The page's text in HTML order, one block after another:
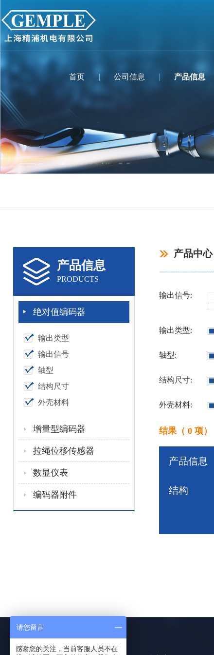
首页 公司信息 产品信息
产品信息
PRODUCTS
绝对值编码器
输出类型
输出信号
轴型
结构尺寸
外壳材料
增量型编码器
拉绳位移传感器
数显仪表
编码器附件
产品中心
输出信号:
输出类型:
轴型:
结构尺寸:
外壳材料:
结果（ 0 项）
产品信息
结构
请您留言
感谢您的关注，当前客服人员不在